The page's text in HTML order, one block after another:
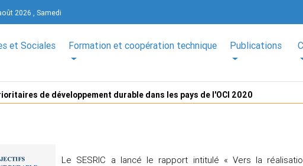
2026 , Samedi
et Sociales Formation et coopération technique Publications
de développement durable dans les pays de l'OCI 2020
Le SESRIC a lancé le rapport intitulé « Vers la